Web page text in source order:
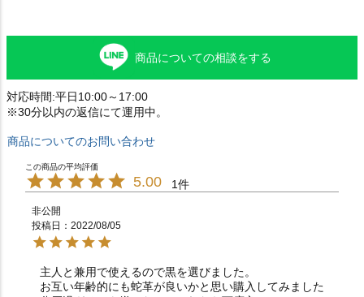
商品についての相談をする
対応時間:平日10:00～17:00
※30分以内の返信にて運用中。
商品についてのお問い合わせ
5.00 1
非公開
投稿日
2022/08/05
主人と兼用で使えるので黒を選びました。
お互い年齢的にも蛇革が良いかと思い購入してみました